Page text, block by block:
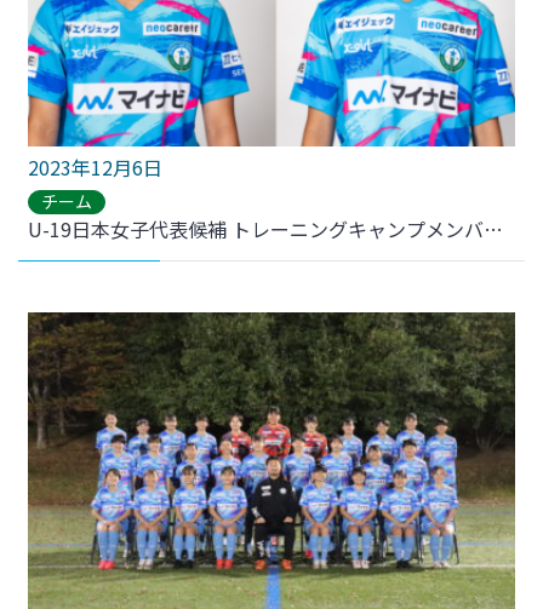
2023年12月6日
チーム
U-19日本女子代表候補 トレーニングキャンプメンバー 2名選出のお知らせ